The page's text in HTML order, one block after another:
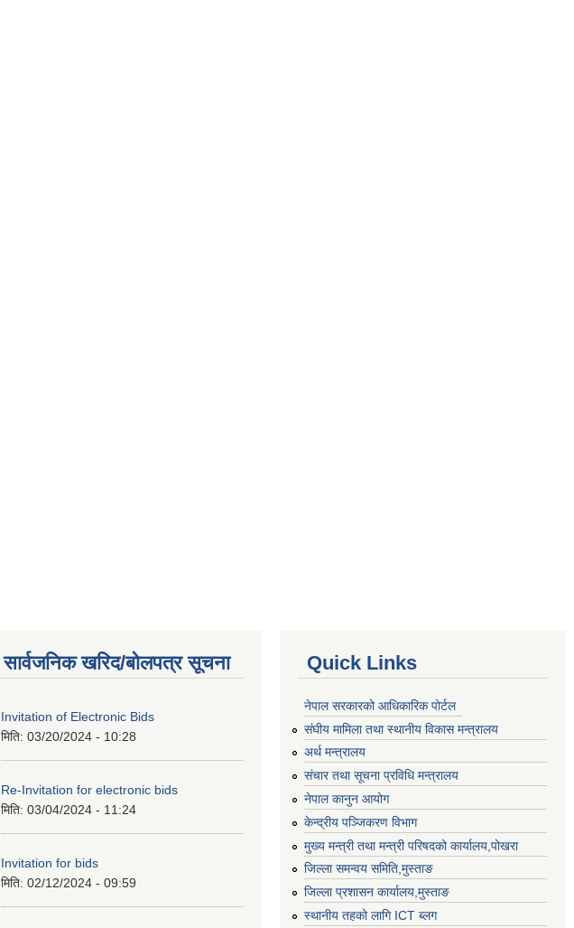
सार्वजनिक खरिद/बोलपत्र सूचना
Invitation of Electronic Bids
मिति: 03/20/2024 - 10:28
Re-Invitation for electronic bids
मिति: 03/04/2024 - 11:24
Invitation for bids
मिति: 02/12/2024 - 09:59
Quick Links
नेपाल सरकारको आधिकारिक पोर्टल
संघीय मामिला तथा स्थानीय विकास मन्त्रालय
अर्थ मन्त्रालय
संचार तथा सूचना प्रविधि मन्त्रालय
नेपाल कानुन आयोग
केन्द्रीय पञ्जिकरण विभाग
मुख्य मन्त्री तथा मन्त्री परिषदको कार्यालय,पोखरा
जिल्ला समन्वय समिति,मुस्ताङ
जिल्ला प्रशासन कार्यालय,मुस्ताङ
स्थानीय तहको लागि ICT ब्लग